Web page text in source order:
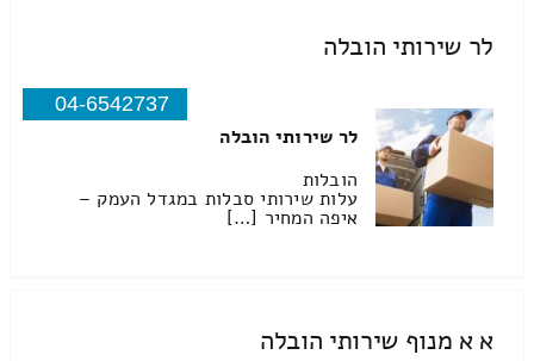
לר שירותי הובלה
04-6542737
לר שירותי הובלה
הובלות
עלות שירותי סבלות במגדל העמק –
איפה המחיר […]
א א מנוף שירותי הובלה